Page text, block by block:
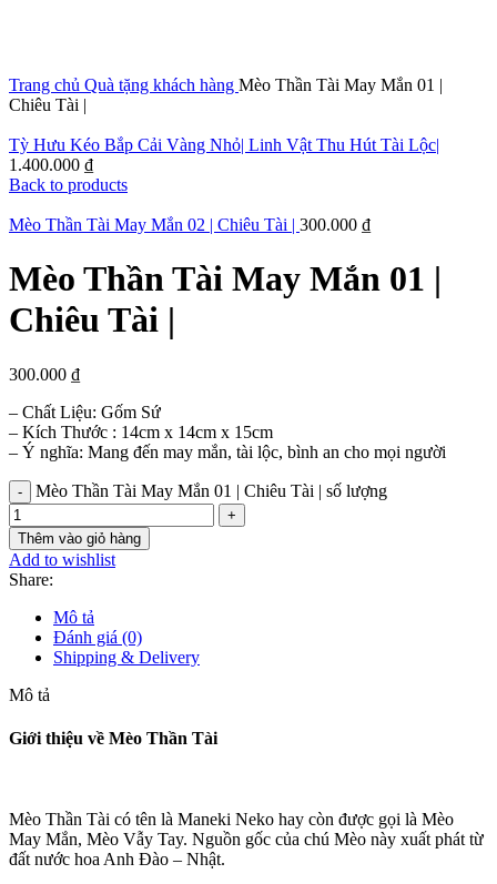
Trang chủ Quà tặng khách hàng Mèo Thần Tài May Mắn 01 |
Chiêu Tài |
Tỳ Hưu Kéo Bắp Cải Vàng Nhỏ| Linh Vật Thu Hút Tài Lộc|
1.400.000 ₫
Back to products
Mèo Thần Tài May Mắn 02 | Chiêu Tài | 300.000 ₫
Mèo Thần Tài May Mắn 01 |
Chiêu Tài |
300.000 ₫
– Chất Liệu: Gốm Sứ
– Kích Thước : 14cm x 14cm x 15cm
– Ý nghĩa: Mang đến may mắn, tài lộc, bình an cho mọi người
Mèo Thần Tài May Mắn 01 | Chiêu Tài | số lượng
Thêm vào giỏ hàng
Add to wishlist
Share:
Mô tả
Đánh giá (0)
Shipping & Delivery
Mô tả
Giới thiệu về Mèo Thần Tài
Mèo Thần Tài có tên là Maneki Neko hay còn được gọi là Mèo
May Mắn, Mèo Vẫy Tay. Nguồn gốc của chú Mèo này xuất phát từ
đất nước hoa Anh Đào – Nhật.